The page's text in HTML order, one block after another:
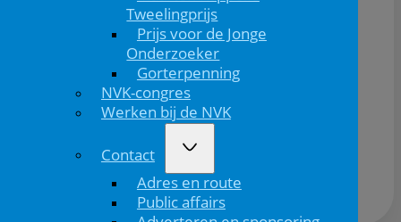
Tweelingprijs
Prijs voor de Jonge
Onderzoeker
Gorterpenning
NVK-congres
Werken bij de NVK
Contact
Adres en route
Public affairs